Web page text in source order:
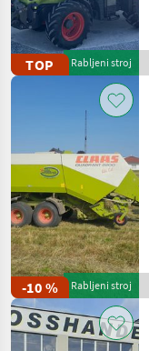
TOP Rabljeni stroj
-10 % Rabljeni stroj